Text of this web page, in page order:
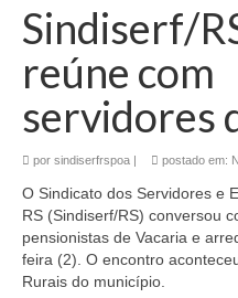
Sindiserf/
reúne com
servidores
por sindiserfrspoa | postado em:
O Sindicato dos Servidores e
RS (Sindiserf/RS) conversou
pensionistas de Vacaria e
feira (2). O encontro
Rurais do município.